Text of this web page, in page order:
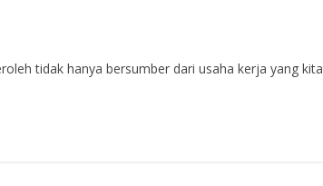
tidak hanya bersumber dari usaha kerja yang kita